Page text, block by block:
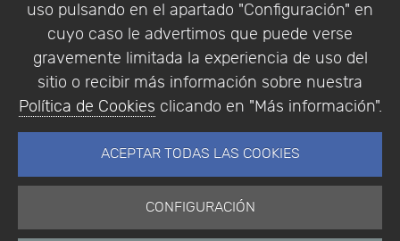
uso pulsando en el apartado "Configuración" en
cuyo caso le advertimos que puede verse
gravemente limitada la experiencia de uso del
sitio o recibir más información sobre nuestra
Política de Cookies clicando en "Más información".
ACEPTAR TODAS LAS COOKIES
CONFIGURACIÓN
Empresa|Aviso Legal| Política de Privacidad |
Política de Cookies
© Copyright 1994 - 2026. Addlink Software
Científico, S.L.
Portugal.